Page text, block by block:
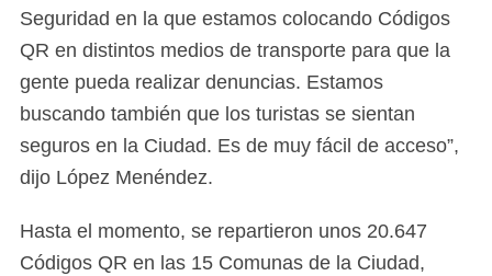
Seguridad en la que estamos colocando Códigos
QR en distintos medios de transporte para que la
gente pueda realizar denuncias. Estamos
buscando también que los turistas se sientan
seguros en la Ciudad. Es de muy fácil de acceso”,
dijo López Menéndez.
Hasta el momento, se repartieron unos 20.647
Códigos QR en las 15 Comunas de la Ciudad,